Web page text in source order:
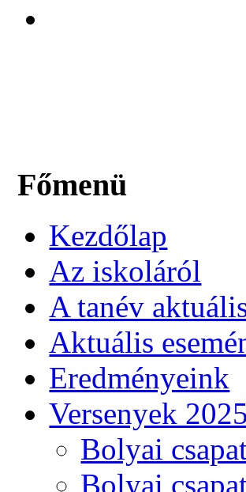
Főmenü
Kezdőlap
Az iskoláról
A tanév
Aktuális
Eredményeink
Versenyek
Bolyai
Bolyai